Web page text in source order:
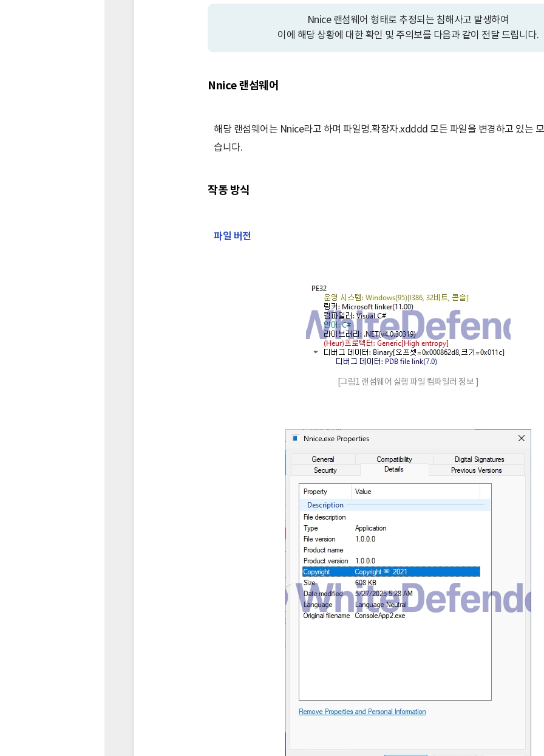
Nnice 랜섬웨어 형태로 추정되는 침해사고 발생하여
이에 해당 상황에 대한 확인 및 주의보를 다음과 같이 전달 드립니다.
Nnice 랜섬웨어
해당 랜섬웨어는 Nnice라고 하며 파일명.확장자.xdddd 모든 파일을 변경하고 있는
습니다.
작동 방식
파일 버전
[그림1 랜섬웨어 실행 파일 컴파일러 정보 ]